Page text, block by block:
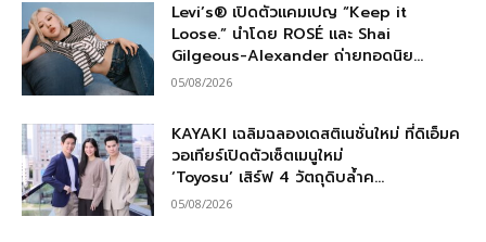
Levi’s® เปิดตัวแคมเปญ “Keep it
Loose.” นำโดย ROSÉ และ Shai
Gilgeous-Alexander ถ่ายทอดนิย...
05/08/2026
KAYAKI เฉลิมฉลองเดสติเนชั่นใหม่ ที่ดิเอ็มค
วอเทียร์เปิดตัวเซ็ตเมนูใหม่
‘Toyosu’ เสิร์ฟ 4 วัตถุดิบล้ำค...
05/08/2026